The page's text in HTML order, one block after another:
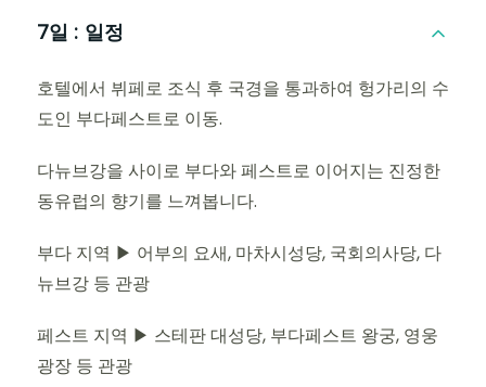
7일 : 일정
호텔에서 뷔페로 조식 후 국경을 통과하여 헝가리의 수
도인 부다페스트로 이동.
다뉴브강을 사이로 부다와 페스트로 이어지는 진정한
동유럽의 향기를 느껴봅니다.
부다 지역 ▶ 어부의 요새, 마차시성당, 국회의사당, 다
뉴브강 등 관광
페스트 지역 ▶ 스테판 대성당, 부다페스트 왕궁, 영웅
광장 등 관광